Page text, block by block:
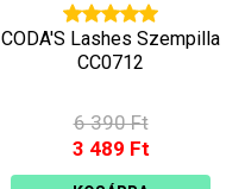
CODA'S Lashes Szempilla
CC0712
6 390 Ft
3 489 Ft